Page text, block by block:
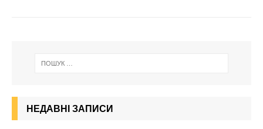
НЕДАВНІ ЗАПИСИ